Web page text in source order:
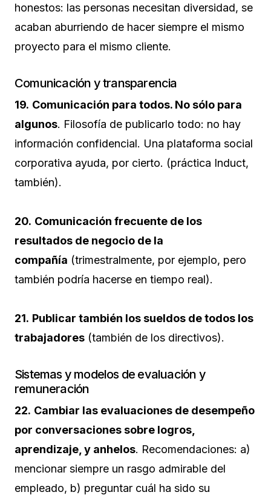
honestos: las personas necesitan diversidad, se
acaban aburriendo de hacer siempre el mismo
proyecto para el mismo cliente.
Comunicación y transparencia
19. Comunicación para todos. No sólo para
algunos. Filosofía de publicarlo todo: no hay
información confidencial. Una plataforma social
corporativa ayuda, por cierto. (práctica Induct,
también).
20. Comunicación frecuente de los
resultados de negocio de la
compañía (trimestralmente, por ejemplo, pero
también podría hacerse en tiempo real).
21. Publicar también los sueldos de todos los
trabajadores (también de los directivos).
Sistemas y modelos de evaluación y
remuneración
22. Cambiar las evaluaciones de desempeño
por conversaciones sobre logros,
aprendizaje, y anhelos. Recomendaciones: a)
mencionar siempre un rasgo admirable del
empleado, b) preguntar cuál ha sido su